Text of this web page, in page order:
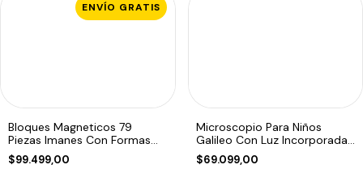
ENVÍO GRATIS
Bloques Magneticos 79
Piezas Imanes Con Formas
Magnetic Edu
$99.499,00
Microscopio Para Niños
Galileo Con Luz Incorporada
Edu
$69.099,00